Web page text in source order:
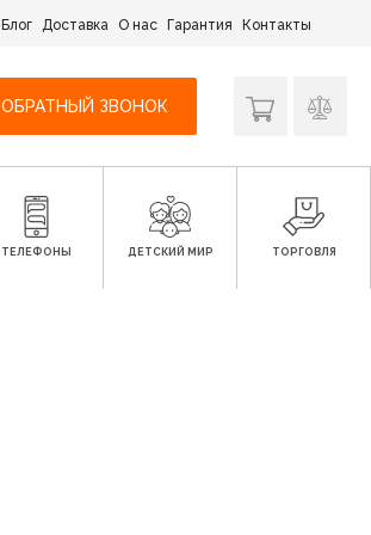
Блог Доставка О нас Гарантия Контакты
ОБРАТНЫЙ ЗВОНОК
ТЕЛЕФОНЫ ДЕТСКИЙ МИР ТОРГОВЛЯ